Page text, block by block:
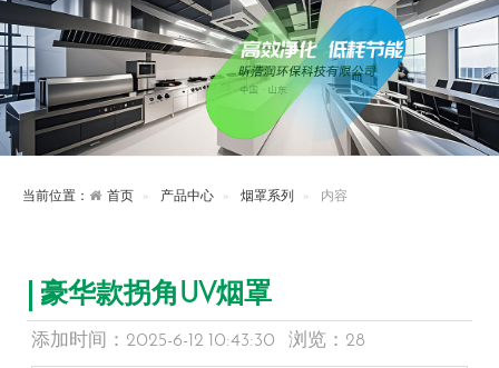
当前位置： 首页 产品中心 烟罩系列 内容
豪华款拐角UV烟罩
添加时间：2025-6-12 10:43:30 浏览： 28